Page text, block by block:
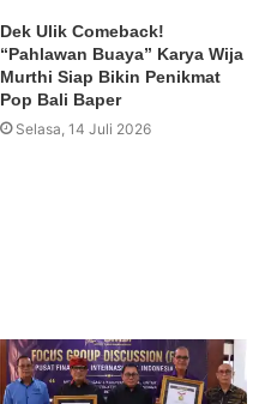
Dek Ulik Comeback!
“Pahlawan Buaya” Karya Wija
Murthi Siap Bikin Penikmat
Pop Bali Baper
Selasa, 14 Juli 2026